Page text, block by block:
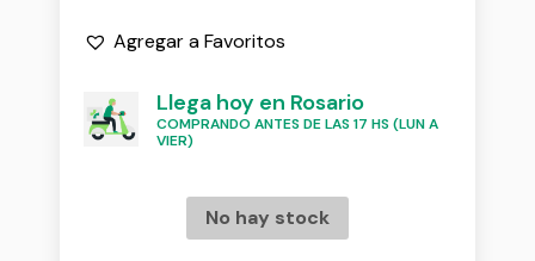
Agregar a Favoritos
Llega hoy en Rosario
COMPRANDO ANTES DE LAS 17 HS (LUN A
VIER)
No hay stock